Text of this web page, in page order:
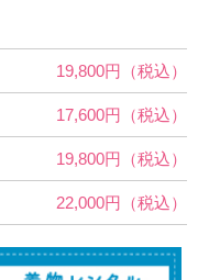
19,800円（税込）
17,600円（税込）
19,800円（税込）
22,000円（税込）